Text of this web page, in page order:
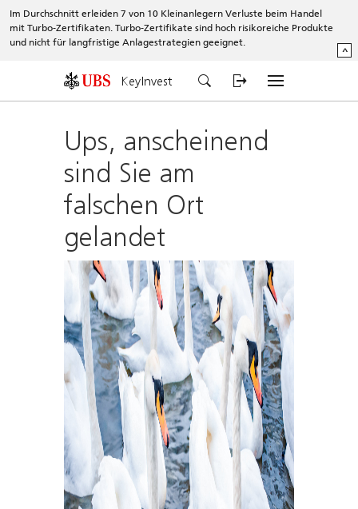
Im Durchschnitt erleiden 7 von 10 Kleinanlegern Verluste beim Handel
mit Turbo-Zertifikaten. Turbo-Zertifikate sind hoch risikoreiche Produkte
und nicht für langfristige Anlagestrategien geeignet.
^
KeyInvest
Ups, anscheinend
sind Sie am
falschen Ort
gelandet